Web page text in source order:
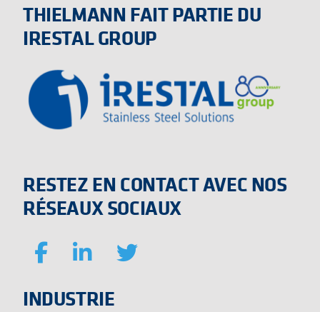
THIELMANN FAIT PARTIE DU
IRESTAL GROUP
RESTEZ EN CONTACT AVEC NOS
RÉSEAUX SOCIAUX
INDUSTRIE